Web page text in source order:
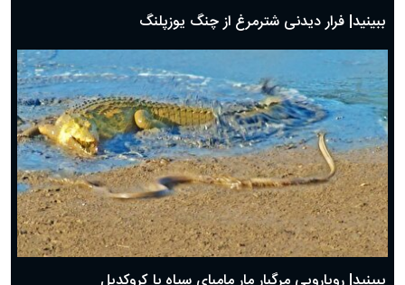
ببینید| فرار دیدنی شترمرغ از چنگ یوزپلنگ